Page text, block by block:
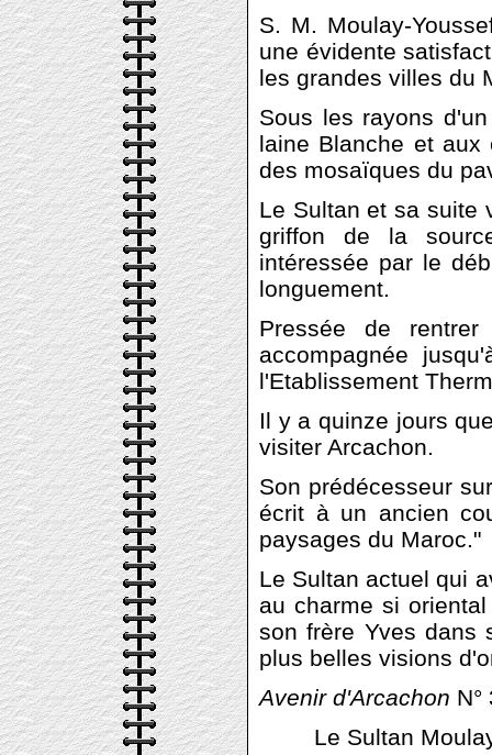
S. M. Moulay-
une évidente
les grandes villes du
Sous les rayons
laine Blanche et aux
des mosaïques du
Le Sultan et sa suite
griffon de la
intéressée par le
longuement.
Pressée de
accompagnée
l'Etablissement
Il y a quinze jours
visiter Arcachon.
Son prédécesseur
écrit à un ancien
paysages du Maroc."
Le Sultan actuel qui
au charme si
son frère Yves dans
plus belles visions
Avenir d'Arcachon
Le Sultan Moulay